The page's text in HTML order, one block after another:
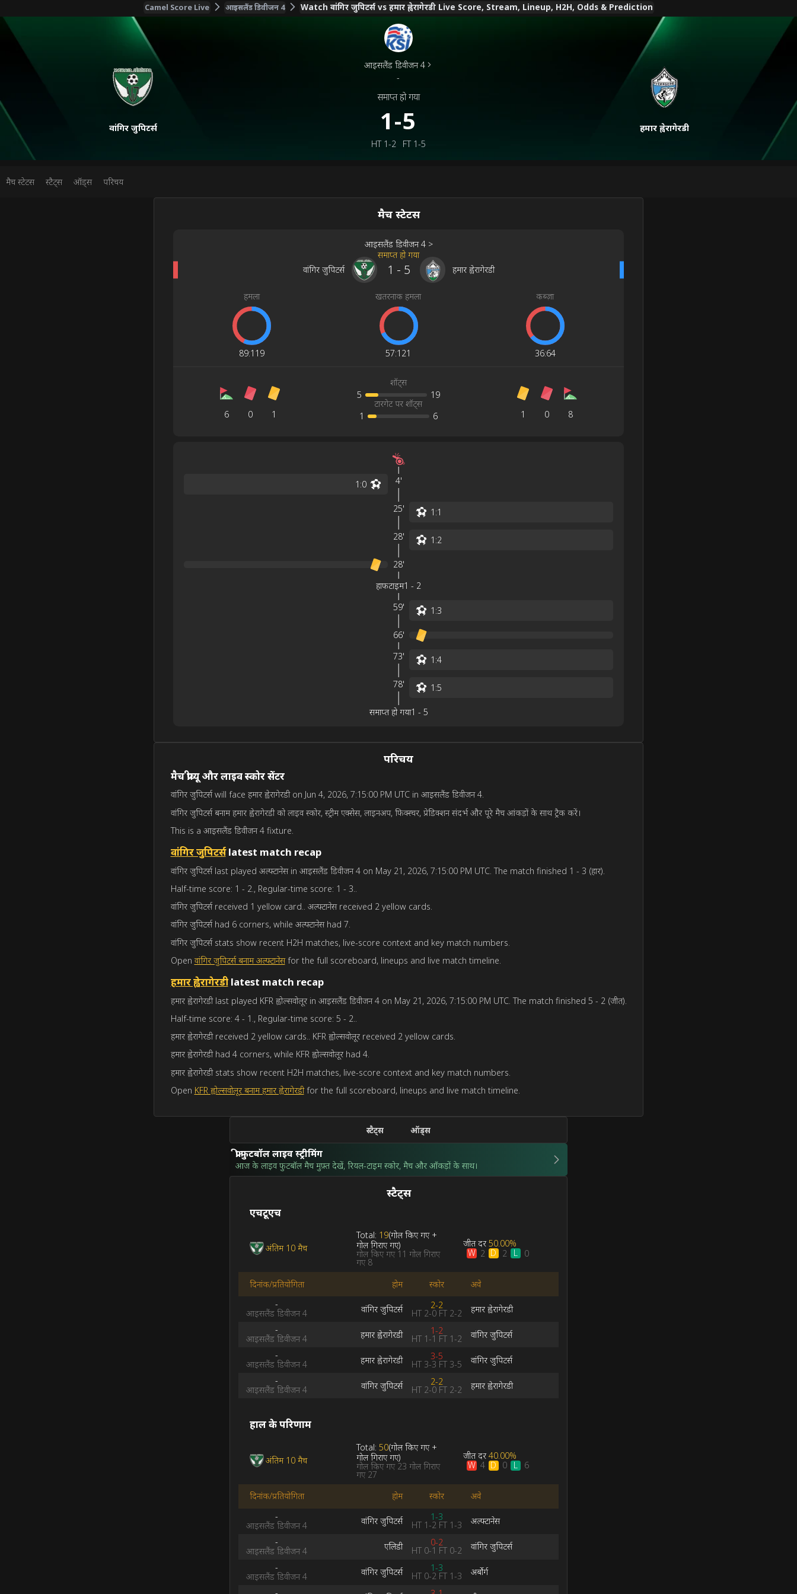
Camel Score Live आइसलैंड डिवीजन 4 Watch वांगिर जुपिटर्स vs हमार ह्वेरागेरडी Live Score, Stream, Lineup, H2H, Odds & Prediction
वांगिर जुपिटर्स
आइसलैंड डिवीजन 4
-
समाप्त हो गया
1-5
HT 1-2 FT 1-5
हमार ह्वेरागेरडी
मैच स्टेटस स्टैट्स ऑड्स परिचय
मैच स्टेटस
आइसलैंड डिवीजन 4>
समाप्त हो गया
वांगिर जुपिटर्स
1 - 5 हमार ह्वेरागेरडी
हमला
89:119
खतरनाक हमला
57:121
कब्ज़ा
36:64
6 0 1
शॉट्स
5
19
टारगेट पर शॉट्स
1
6 1 0 8
4'
1 :0
25' 1 :1
28' 1 :2
28'
हाफटाइम1 - 2
59'
1 :3
66'
73'
1 :4
78' 1 :5
समाप्त हो गया1 - 5
परिचय
मैच प्रीव्यू और लाइव स्कोर सेंटर
वांगिर जुपिटर्स will face हमार ह्वेरागेरडी on Jun 4, 2026, 7:15:00 PM UTC in आइसलैंड डिवीजन 4.
वांगिर जुपिटर्स बनाम हमार ह्वेरागेरडी को लाइव स्कोर, स्ट्रीम एक्सेस, लाइनअप, फिक्स्चर, प्रेडिक्शन संदर्भ और पूरे मैच आंकड़ों के साथ ट्रैक करें।
This is a आइसलैंड डिवीजन 4 fixture.
वांगिर जुपिटर्सlatest match recap
वांगिर जुपिटर्स last played अल्फ्टानेस in आइसलैंड डिवीजन 4 on May 21, 2026, 7:15:00 PM UTC. The match finished 1 - 3 (हार).
Half-time score: 1 - 2., Regular-time score: 1 - 3..
वांगिर जुपिटर्स received 1 yellow card.. अल्फ्टानेस received 2 yellow cards.
वांगिर जुपिटर्स had 6 corners, while अल्फ्टानेस had 7.
वांगिर जुपिटर्स stats show recent H2H matches, live-score context and key match numbers.
Open वांगिर जुपिटर्स बनाम अल्फ्टानेसfor the full scoreboard, lineups and live match timeline.
हमार ह्वेरागेरडीlatest match recap
हमार ह्वेरागेरडी last played KFR ह्वोल्सवोलूर in आइसलैंड डिवीजन 4 on May 21, 2026, 7:15:00 PM UTC. The match finished 5 - 2 (जीत).
Half-time score: 4 - 1., Regular-time score: 5 - 2..
हमार ह्वेरागेरडी received 2 yellow cards.. KFR ह्वोल्सवोलूर received 2 yellow cards.
हमार ह्वेरागेरडी had 4 corners, while KFR ह्वोल्सवोलूर had 4.
हमार ह्वेरागेरडी stats show recent H2H matches, live-score context and key match numbers.
Open KFR ह्वोल्सवोलूर बनाम हमार ह्वेरागेरडीfor the full scoreboard, lineups and live match timeline.
स्टैट्स ऑड्स
फ्री फुटबॉल लाइव स्ट्रीमिंग
आज के लाइव फुटबॉल मैच मुफ़्त देखें, रियल-टाइम स्कोर, मैच और आँकड़ों के साथ।
स्टैट्स
एचटूएच
अंतिम 10 मैच
Total: 19(गोल किए गए+
गोल गिराए गए)
गोल किए गए 11 गोल गिराए
गए 8
जीत दर 50.00%
W 2 D 2 L 0
दिनांक/प्रतियोगिता होम स्कोर
अवे
-
आइसलैंड डिवीजन 4
वांगिर जुपिटर्स 2-2
HT 2-0 FT 2-2
हमार ह्वेरागेरडी
-
आइसलैंड डिवीजन 4
हमार ह्वेरागेरडी 1-2
HT 1-1 FT 1-2
वांगिर जुपिटर्स
-
आइसलैंड डिवीजन 4
हमार ह्वेरागेरडी 3-5
HT 3-3 FT 3-5
वांगिर जुपिटर्स
-
आइसलैंड डिवीजन 4
वांगिर जुपिटर्स 2-2
HT 2-0 FT 2-2 हमार ह्वेरागेरडी
हाल के परिणाम
अंतिम 10 मैच
Total:50(गोल किए गए+
गोल गिराए गए)
गोल किए गए 23 गोल गिराए
गए 27
जीत दर 40.00%
W 4 D 0 L 6
दिनांक/प्रतियोगिता होम स्कोर
अवे
-
आइसलैंड डिवीजन 4
वांगिर जुपिटर्स 1-3
HT 1-2 FT 1-3
अल्फ्टानेस
-
आइसलैंड डिवीजन 4
एलिडी 0-2
HT 0-1 FT 0-2
वांगिर जुपिटर्स
-
आइसलैंड डिवीजन 4
वांगिर जुपिटर्स 1-3
HT 0-2 FT 1-3
अर्बोर्ग